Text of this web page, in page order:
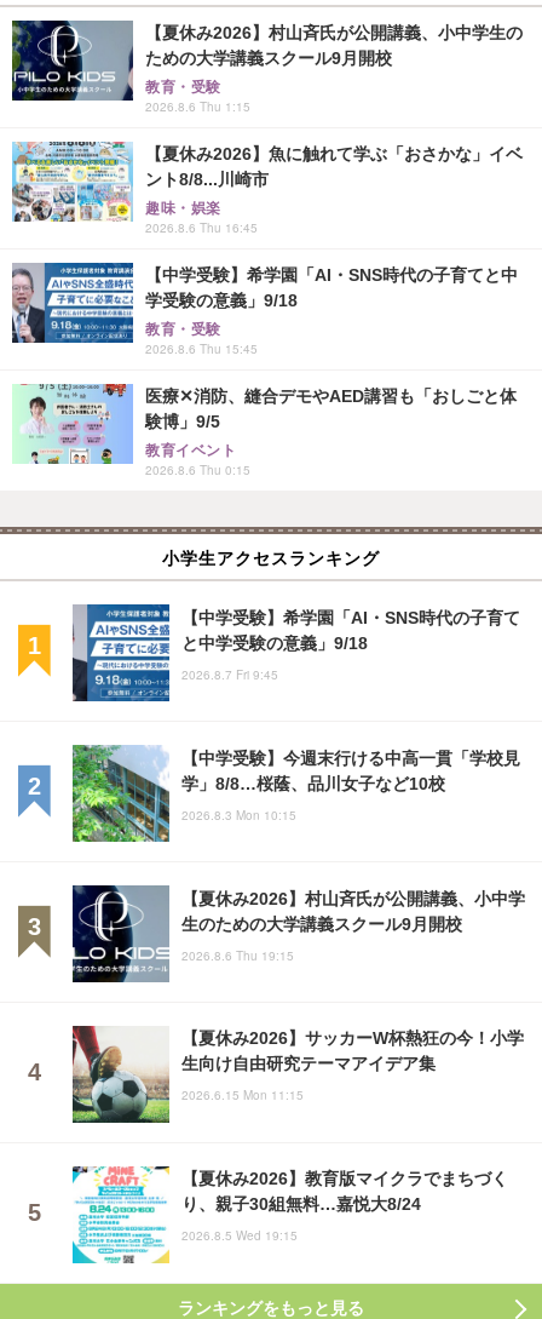
【夏休み2026】村山斉氏が公開講義、小中学生の
ための大学講義スクール9月開校
教育・受験
2026.8.6 Thu 1:15
【夏休み2026】魚に触れて学ぶ「おさかな」イベ
ント8/8...川崎市
趣味・娯楽
2026.8.6 Thu 16:45
【中学受験】希学園「AI・SNS時代の子育てと中
学受験の意義」9/18
教育・受験
2026.8.6 Thu 15:45
医療✕消防、縫合デモやAED講習も「おしごと体
験博」9/5
教育イベント
2026.8.6 Thu 0:15
小学生アクセスランキング
【中学受験】希学園「AI・SNS時代の子育て
と中学受験の意義」9/18
2026.8.7 Fri 9:45
【中学受験】今週末行ける中高一貫「学校見
学」8/8…桜蔭、品川女子など10校
2026.8.3 Mon 10:15
【夏休み2026】村山斉氏が公開講義、小中学
生のための大学講義スクール9月開校
2026.8.6 Thu 19:15
【夏休み2026】サッカーW杯熱狂の今！小学
生向け自由研究テーマアイデア集
2026.6.15 Mon 11:15
【夏休み2026】教育版マイクラでまちづく
り、親子30組無料…嘉悦大8/24
2026.8.5 Wed 19:15
ランキングをもっと見る